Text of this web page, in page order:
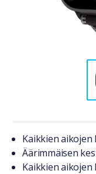
Tuotteesta
Kaikkien
Äärimmäisen
Kaikkien